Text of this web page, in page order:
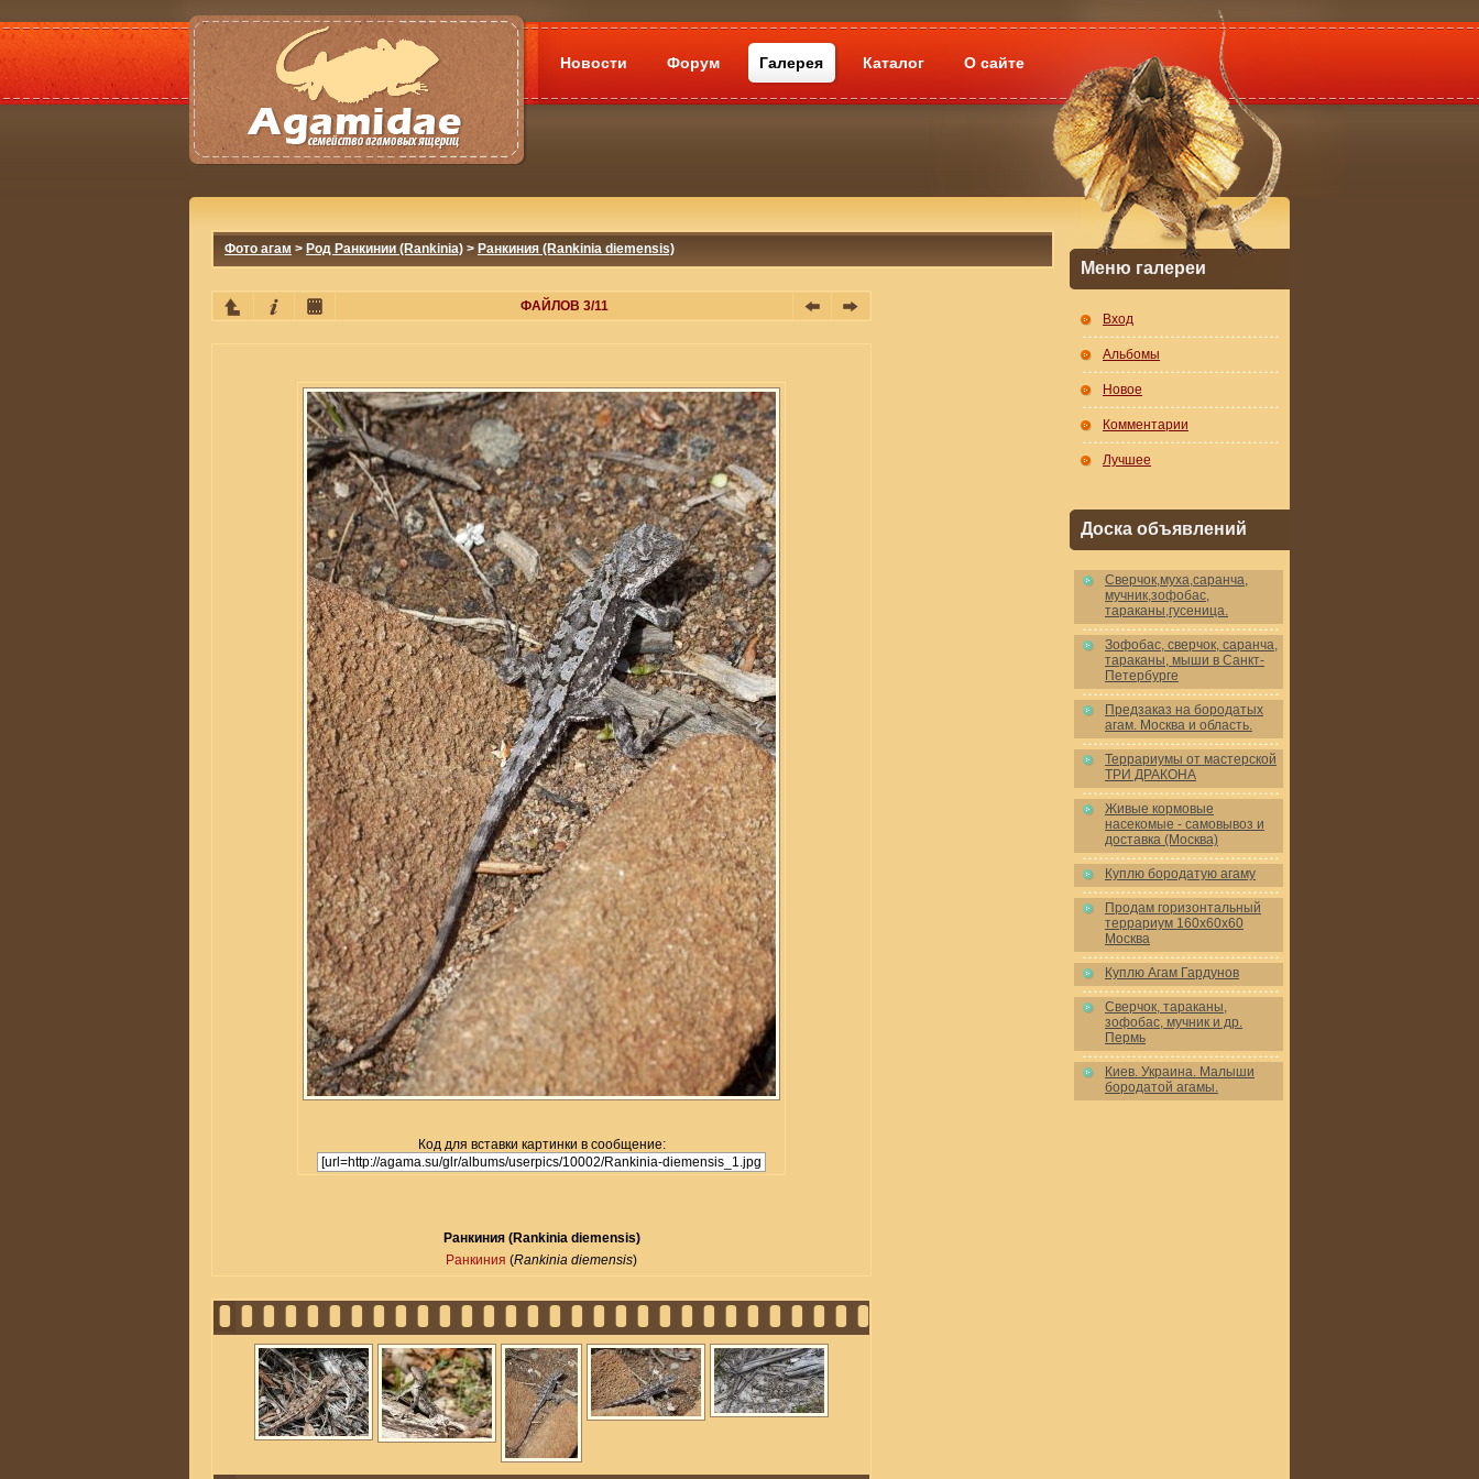
Новости Форум Галерея Каталог О сайте
Фото агам > Род Ранкинии (Rankinia) > Ранкиния (Rankinia diemensis)
ФАЙЛОВ 3/11
Код для вставки картинки в сообщение:
Ранкиния (Rankinia diemensis)
Ранкиния (Rankinia diemensis)
Меню галереи
Вход
Альбомы
Новое
Комментарии
Лучшее
Доска объявлений
Cверчок,муха,саранча,
мучник,зофобас,
тараканы,гусеница.
Зофобас, сверчок, саранча,
тараканы, мыши в Санкт-
Петербурге
Предзаказ на бородатых
агам. Москва и область.
Террариумы от мастерской
ТРИ ДРАКОНА
Живые кормовые
насекомые - самовывоз и
доставка (Москва)
Куплю бородатую агаму
Продам горизонтальный
террариум 160x60x60
Москва
Куплю Агам Гардунов
Сверчок, тараканы,
зофобас, мучник и др.
Пермь
Киев. Украина. Малыши
бородатой агамы.